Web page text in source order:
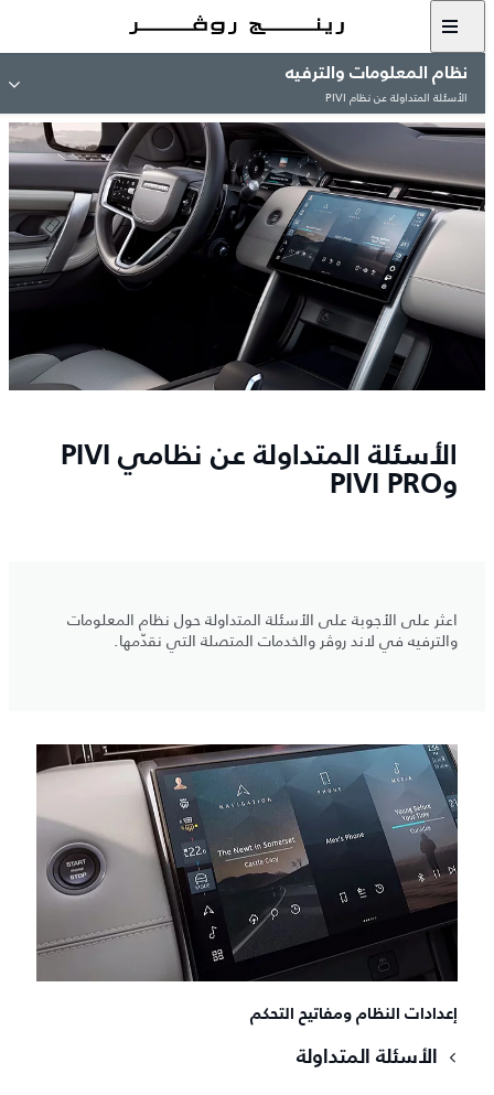
نظام المعلومات والترفيه
الأسئلة المتداولة عن نظام PIVI
الأسئلة المتداولة عن نظامي PIVI
وPIVI PRO
اعثر على الأجوبة على الأسئلة المتداولة حول نظام المعلومات
والترفيه في لاند روڤر والخدمات المتصلة التي نقدّمها.
إعدادات النظام ومفاتيح التحكم
الأسئلة المتداولة